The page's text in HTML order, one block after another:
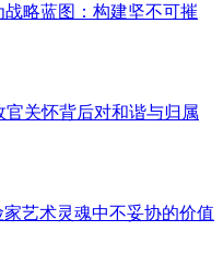
略蓝图：构建坚不可摧
官关怀背后对和谐与归属
艺术灵魂中不妥协的价值